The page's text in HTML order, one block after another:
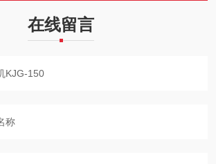
在线留言